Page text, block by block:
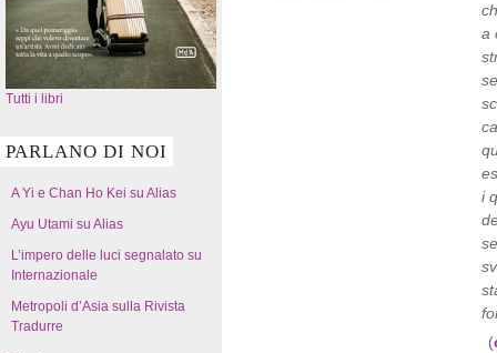
Tutti i libri
PARLANO DI NOI
A Yi e Chan Ho Kei su Alias
Ayu Utami su Alias
L’impero delle luci segnalato su
Internazionale
Metropoli d’Asia sulla Rivista
Tradurre
a
i
(